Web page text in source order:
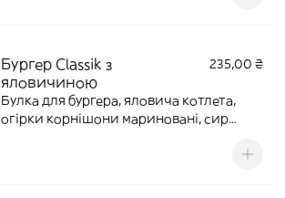
Бургер Classik з
яловичиною
235,00 ₴
Булка для бургера, яловича котлета,
огірки корнішони мариновані, сир